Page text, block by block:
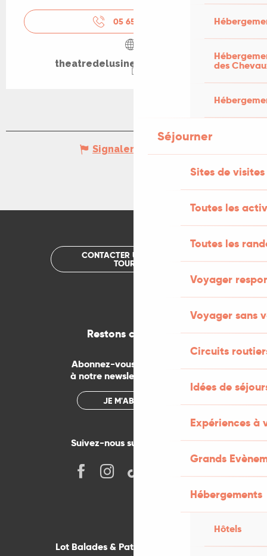
des
Séjourner
Sites de visites
Toutes les
Toutes les
Voyager
Voyager sans
Circuits
Idées de
Expériences à
Grands
Hébergements
Hôtels
05 65 38 28
theatredelusine-saintcere.com
Signaler une erreur
CONTACTER UN OFFICE DE
TOURISME
Restons connectés
Abonnez-vous gratuitement
à notre newsletter mensuelle
JE M'ABONNE
Suivez-nous sur les réseaux !
Lot Balades & Patrimoines sur votre